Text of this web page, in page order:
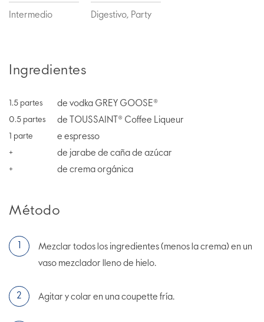
Intermedio Digestivo, Party
Ingredientes
1.5 partes de vodka GREY GOOSE®
0.5 partes de TOUSSAINT® Coffee Liqueur
parte e espresso
+ de jarabe de caña de azúcar
+ de crema orgánica
Método
Mezclar todos los ingredientes (menos la crema) en un
vaso mezclador lleno de hielo.
Agitar y colar en una coupette fría.